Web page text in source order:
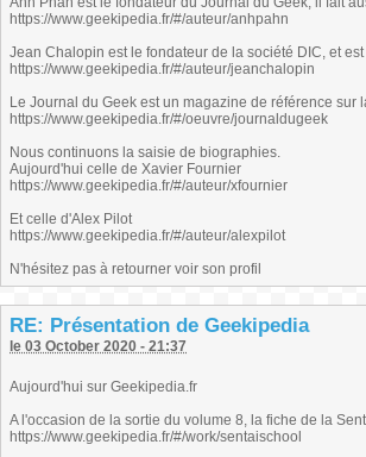
https://www.geekipedia.fr/#/auteur/anhpahn
Jean Chalopin est le fondateur de la société DIC, et
https://www.geekipedia.fr/#/auteur/jeanchalopin
Le Journal du Geek est un magazine de référence
https://www.geekipedia.fr/#/oeuvre/journaldugeek
Nous continuons la saisie de biographies.
Aujourd'hui celle de Xavier Fournier
https://www.geekipedia.fr/#/auteur/xfournier
Et celle d'Alex Pilot
https://www.geekipedia.fr/#/auteur/alexpilot
N'hésitez pas à retourner voir son profil
RE: Présentation de Geekipedia
le 03 October 2020 - 21:37
Aujourd'hui sur Geekipedia.fr
A l'occasion de la sortie du volume 8, la fiche de la
https://www.geekipedia.fr/#/work/sentaischool